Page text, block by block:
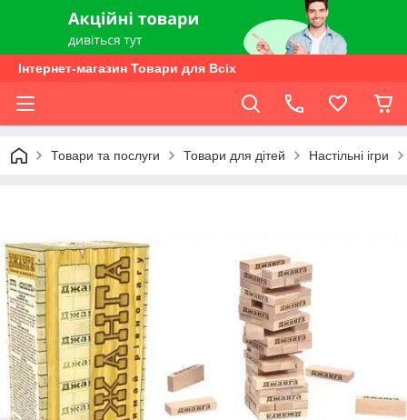
Інтернет-магазин Товари для Всіх
Товари та послуги Товари для дітей Настільні ігри